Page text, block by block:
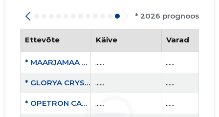
* 2026 prognoos
Ettevõte Käive Varad
* MAARJAMAA MTÜ ...... ......
* GLORYA CRYSTALS OÜ ...... ......
* OPETRON CAPITAL OÜ ...... ......